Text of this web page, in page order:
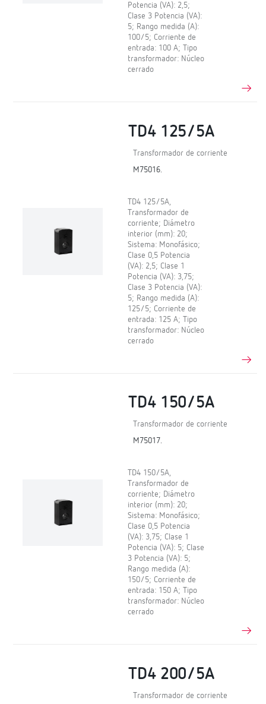
Potencia (VA): 2,5;
Clase 3 Potencia (VA):
5; Rango medida (A):
100/5; Corriente de
entrada: 100 A; Tipo
transformador: Núcleo
cerrado
TD4 125/5A
Transformador de corriente
M75016.
TD4 125/5A,
Transformador de
corriente; Diámetro
interior (mm): 20;
Sistema: Monofásico;
Clase 0,5 Potencia
(VA): 2,5; Clase 1
Potencia (VA): 3,75;
Clase 3 Potencia (VA):
5; Rango medida (A):
125/5; Corriente de
entrada: 125 A; Tipo
transformador: Núcleo
cerrado
TD4 150/5A
Transformador de corriente
M75017.
TD4 150/5A,
Transformador de
corriente; Diámetro
interior (mm): 20;
Sistema: Monofásico;
Clase 0,5 Potencia
(VA): 3,75; Clase 1
Potencia (VA): 5; Clase
3 Potencia (VA): 5;
Rango medida (A):
150/5; Corriente de
entrada: 150 A; Tipo
transformador: Núcleo
cerrado
TD4 200/5A
Transformador de corriente